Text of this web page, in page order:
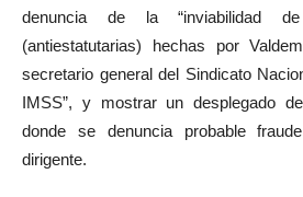
denuncia de la “inviabilidad
(antiestatutarias) hechas por
secretario general del Sindicato
IMSS”, y mostrar un desplegado
donde se denuncia probable
dirigente.